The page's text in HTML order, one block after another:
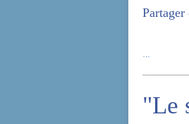
"Le